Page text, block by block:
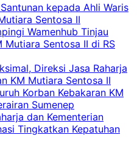
kepada Ahli Waris
Sentosa II
Wamenhub Tinjau
Mutiara Sentosa II di RS
Direksi Jasa Raharja
KM Mutiara Sentosa II
Korban Kebakaran KM
Sumenep
dan Kementerian
Tingkatkan Kepatuhan